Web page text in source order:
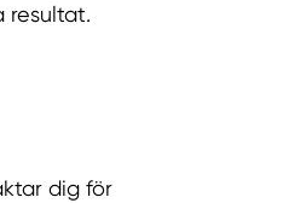
resultat.
dig för